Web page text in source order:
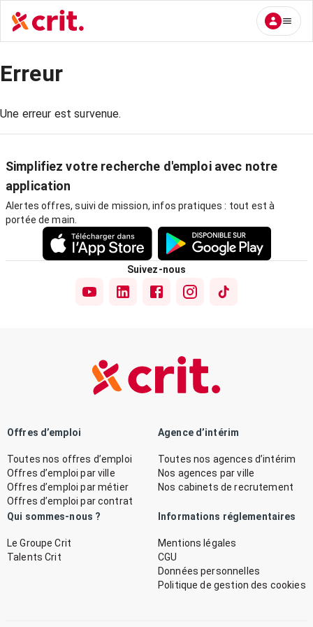
Erreur
Une erreur est survenue.
Simplifiez votre recherche d'emploi avec notre
application
Alertes offres, suivi de mission, infos pratiques : tout est à
portée de main.
Suivez-nous
Offres d’emploi
Toutes nos offres d’emploi
Offres d’emploi par ville
Offres d’emploi par métier
Offres d’emploi par contrat
Agence d’intérim
Toutes nos agences d’intérim
Nos agences par ville
Nos cabinets de recrutement
Qui sommes-nous ?
Le Groupe Crit
Talents Crit
Informations réglementaires
Mentions légales
CGU
Données personnelles
Politique de gestion des cookies